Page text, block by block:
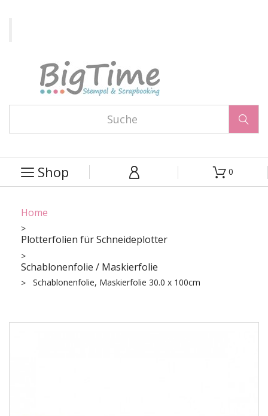

 Shop   0
Home
Plotterfolien für Schneideplotter
Schablonenfolie / Maskierfolie
Schablonenfolie, Maskierfolie 30.0 x 100cm